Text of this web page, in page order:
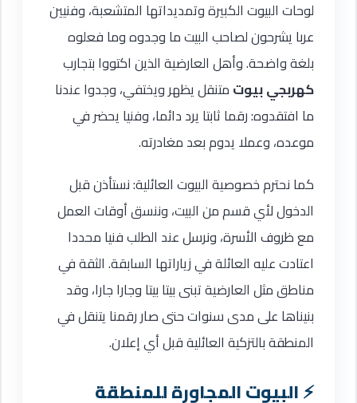
لوحات البيوت الكبيرة وتمديداتها المتشعبة، وفنيين
عربا يشرحون لصاحب البيت ما وجدوه وما فعلوه
بلغة واضحة. وأهل العارضية الذين اكتووا بتجارب
كهربجي بيوت متنقل يظهر ويختفي، وجدوا عندنا
ما افتقدوه: رقما ثابتا يرد دائما، وفنيا يحضر في
موعده، وعملا يدوم بعد مغادرته.
كما نحترم خصوصية البيوت العائلية: نستأذن قبل
الدخول لأي قسم من البيت، وننسق أوقات العمل
مع ظروف الأسرة، ونرسل عند الطلب فنيا محددا
اعتادت عليه العائلة في زياراتها السابقة. الثقة في
مناطق مثل العارضية تبنى بيتا بيتا وجارا جارا، وقد
بنيناها على مدى سنوات حتى صار رقمنا يتنقل في
المنطقة بالتزكية العائلية قبل أي إعلان.
البيوت المجاورة للمنطقة